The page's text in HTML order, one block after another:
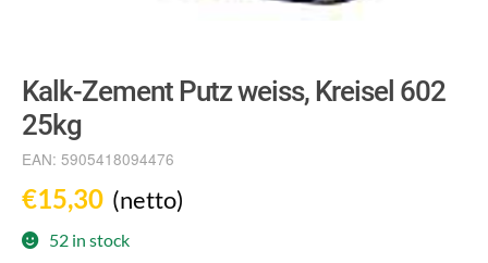
Kalk-Zement Putz weiss, Kreisel 602
25kg
EAN: 5905418094476
€15,30 (netto)
52 in stock